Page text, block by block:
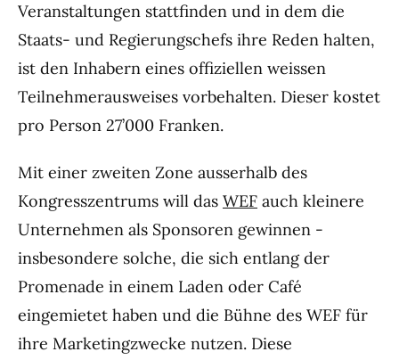
Veranstaltungen stattfinden und in dem die
Staats- und Regierungschefs ihre Reden halten,
ist den Inhabern eines offiziellen weissen
Teilnehmerausweises vorbehalten. Dieser kostet
pro Person 27’000 Franken.
Mit einer zweiten Zone ausserhalb des
Kongresszentrums will das WEF auch kleinere
Unternehmen als Sponsoren gewinnen -
insbesondere solche, die sich entlang der
Promenade in einem Laden oder Café
eingemietet haben und die Bühne des WEF für
ihre Marketingzwecke nutzen. Diese